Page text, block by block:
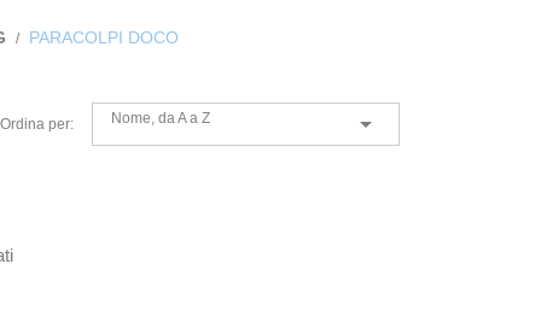
PARACOLPI DOCO
Ordina per: Nome, da A a Z 